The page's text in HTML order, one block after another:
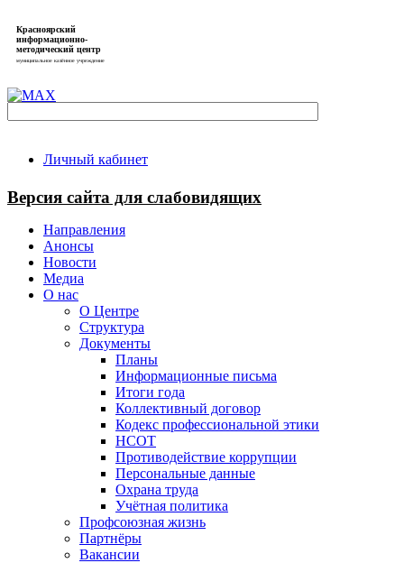
Красноярский
информационно-
методический центр
муниципальное казённое учреждение
Личный кабинет
Версия сайта для слабовидящих
Направления
Анонсы
Новости
Медиа
О нас
О Центре
Структура
Документы
Планы
Информационные письма
Итоги года
Коллективный договор
Кодекс профессиональной этики
НСОТ
Противодействие коррупции
Персональные данные
Охрана труда
Учётная политика
Профсоюзная жизнь
Партнёры
Вакансии